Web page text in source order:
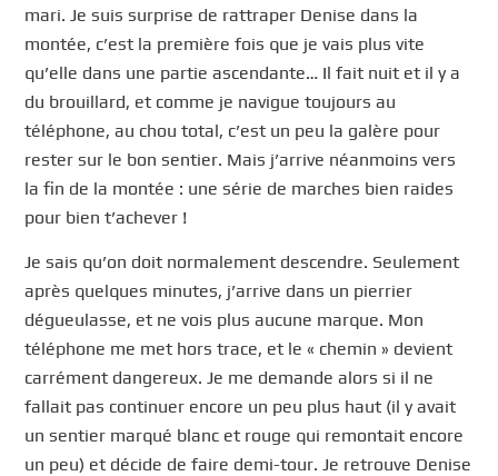
mari. Je suis surprise de rattraper Denise dans la
montée, c’est la première fois que je vais plus vite
qu’elle dans une partie ascendante… Il fait nuit et il y a
du brouillard, et comme je navigue toujours au
téléphone, au chou total, c’est un peu la galère pour
rester sur le bon sentier. Mais j’arrive néanmoins vers
la fin de la montée : une série de marches bien raides
pour bien t’achever !
Je sais qu’on doit normalement descendre. Seulement
après quelques minutes, j’arrive dans un pierrier
dégueulasse, et ne vois plus aucune marque. Mon
téléphone me met hors trace, et le « chemin » devient
carrément dangereux. Je me demande alors si il ne
fallait pas continuer encore un peu plus haut (il y avait
un sentier marqué blanc et rouge qui remontait encore
un peu) et décide de faire demi-tour. Je retrouve Denise